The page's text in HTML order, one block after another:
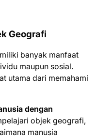
Geografi
banyak manfaat
maupun sosial.
utama dari memahami
dengan
objek geografi,
manusia